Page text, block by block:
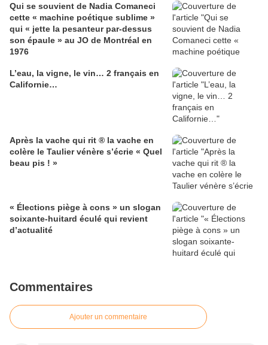
Qui se souvient de Nadia Comaneci
cette « machine poétique sublime »
qui « jette la pesanteur par-dessus
son épaule » au JO de Montréal en
1976
L’eau, la vigne, le vin… 2 français en
Californie…
Après la vache qui rit ® la vache en
colère le Taulier vénère s’écrie « Quel
beau pis ! »
« Élections piège à cons » un slogan
soixante-huitard éculé qui revient
d’actualité
Commentaires
Ajouter un commentaire